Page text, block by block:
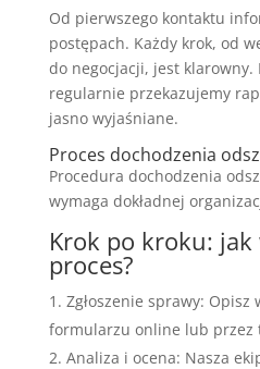
Od pierwszego kontaktu
postępach. Każdy krok, od
do negocjacji, jest klarowny.
regularnie przekazujemy
jasno wyjaśniane.
Proces dochodzenia
Procedura dochodzenia
wymaga dokładnej
Krok po kroku: jak
proces?
Zgłoszenie sprawy: Opisz
formularzu online lub przez
Analiza i ocena: Nasza